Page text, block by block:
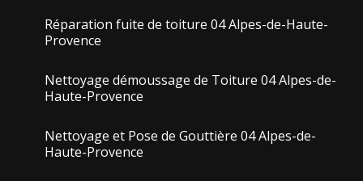
Réparation fuite de toiture 04 Alpes-de-Haute-
Provence
Nettoyage démoussage de Toiture 04 Alpes-de-
Haute-Provence
Nettoyage et Pose de Gouttière 04 Alpes-de-
Haute-Provence